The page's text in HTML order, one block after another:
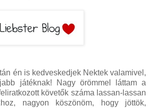
én is kedveskedjek Nektek valamivel,
játéknak! Nagy örömmel láttam a
követők száma lassan-lassan
nagyon köszönöm, hogy jöttök,